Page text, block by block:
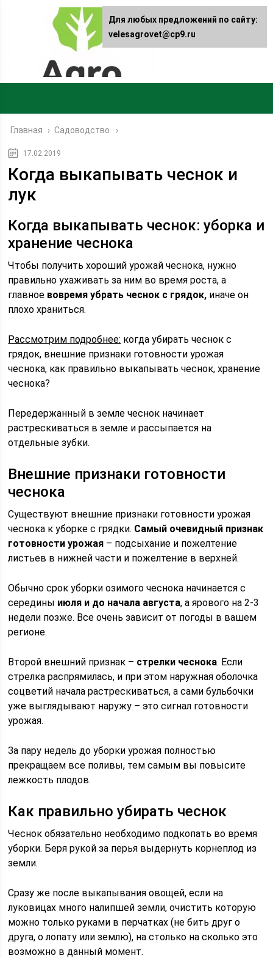
Главная › Садоводство
17.02.2019
Когда выкапывать чеснок и
лук
Когда выкапывать чеснок: уборка и
хранение чеснока
Чтобы получить хороший урожай чеснока, нужно
правильно ухаживать за ним во время роста, а
главное вовремя убрать чеснок с грядок, иначе он
плохо храниться.
Рассмотрим подробнее: когда убирать чеснок с
грядок, внешние признаки готовности урожая
чеснока, как правильно выкапывать чеснок, хранение
чеснока?
Передержанный в земле чеснок начинает
растрескиваться в земле и рассыпается на
отдельные зубки.
Внешние признаки готовности
чеснока
Существуют внешние признаки готовности урожая
чеснока к уборке с грядки. Самый очевидный признак
готовности урожая – подсыхание и пожелтение
листьев в нижней части и пожелтение в верхней.
Обычно срок уборки озимого чеснока начинается с
середины июля и до начала августа, а ярового на 2-3
недели позже. Все очень зависит от погоды в вашем
регионе.
Второй внешний признак – стрелки чеснока. Если
стрелка распрямилась, и при этом наружная оболочка
соцветий начала растрескиваться, а сами бульбочки
уже выглядывают наружу – это сигнал готовности
урожая.
За пару недель до уборки урожая полностью
прекращаем все поливы, тем самым вы повысите
лежкость плодов.
Как правильно убирать чеснок
Чеснок обязательно необходимо подкопать во время
уборки. Беря рукой за перья выдернуть корнеплод из
земли.
Сразу же после выкапывания овощей, если на
луковицах много налипшей земли, очистить которую
можно только руками в перчатках (не бить друг о
друга, о лопату или землю), на столько на сколько это
возможно в данный момент.
Для любых предложений по сайту:
velesagrovet@cp9.ru